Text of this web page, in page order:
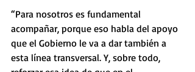
“Para nosotros es fundamental
acompañar, porque eso habla del apoyo
que el Gobierno le va a dar también a
esta línea transversal. Y, sobre todo,